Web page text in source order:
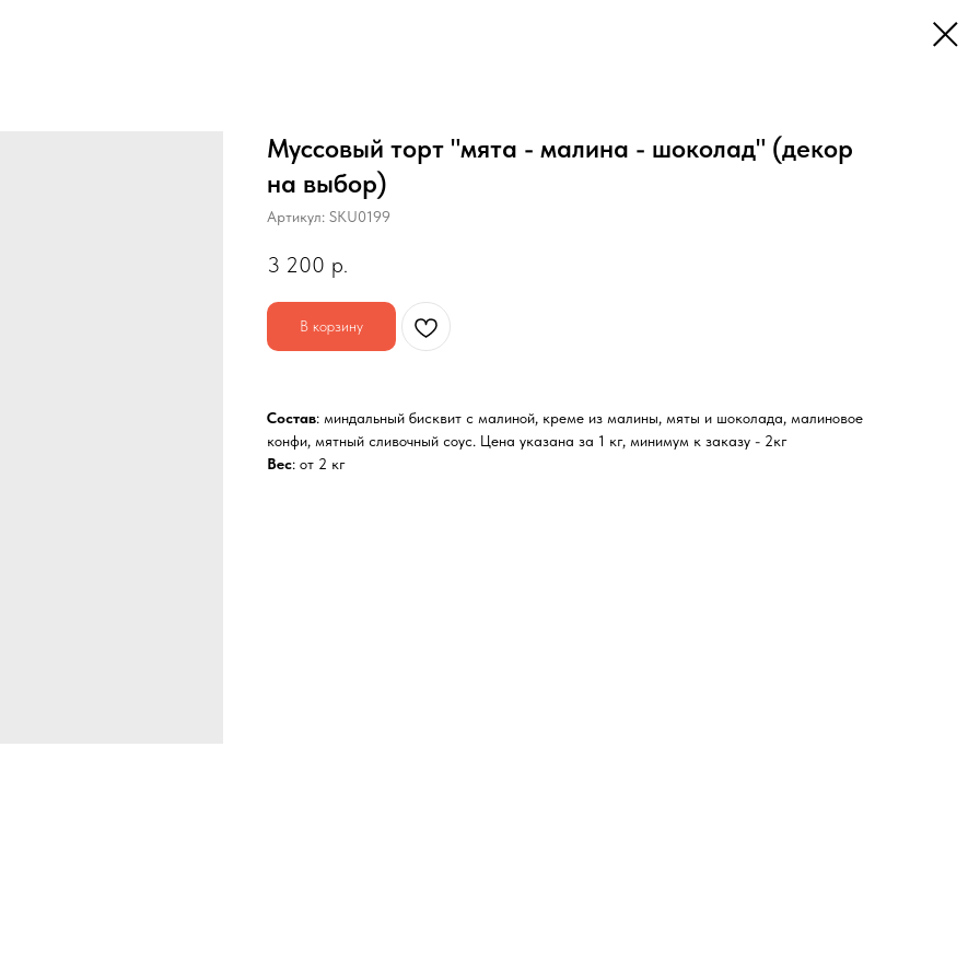
Муссовый торт "мята - малина - шоколад" (декор
на выбор)
Артикул: SKU0199
3 200 р.
В корзину
Состав: миндальный бисквит с малиной, креме из малины, мяты и шоколада, малиновое
конфи, мятный сливочный соус. Цена указана за 1 кг, минимум к заказу - 2кг
Вес: от 2 кг